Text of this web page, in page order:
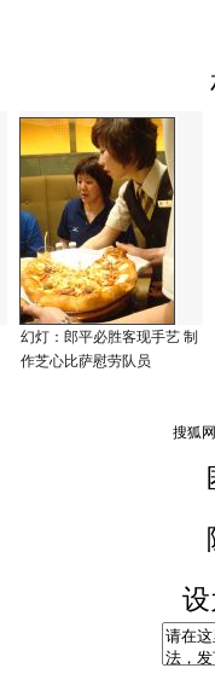
幻灯：郎平必胜客现手艺 制
作芝心比萨慰劳队员